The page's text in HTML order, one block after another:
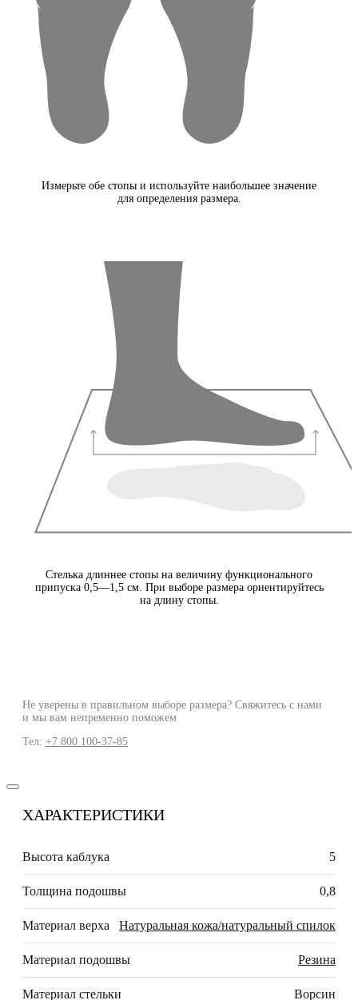
Измерьте обе стопы и используйте наибольшее значение
для определения размера.
Стелька длиннее стопы на величину функционального
припуска 0,5—1,5 см. При выборе размера ориентируйтесь
на длину стопы.
Не уверены в правильном выборе размера? Свяжитесь с нами
и мы вам непременно поможем
Тел: +7 800 100-37-85
ХАРАКТЕРИСТИКИ
Высота каблука 5
Толщина подошвы 0,8
Материал верха Натуральная кожа/натуральный спилок
Материал подошвы Резина
Материал стельки Ворсин